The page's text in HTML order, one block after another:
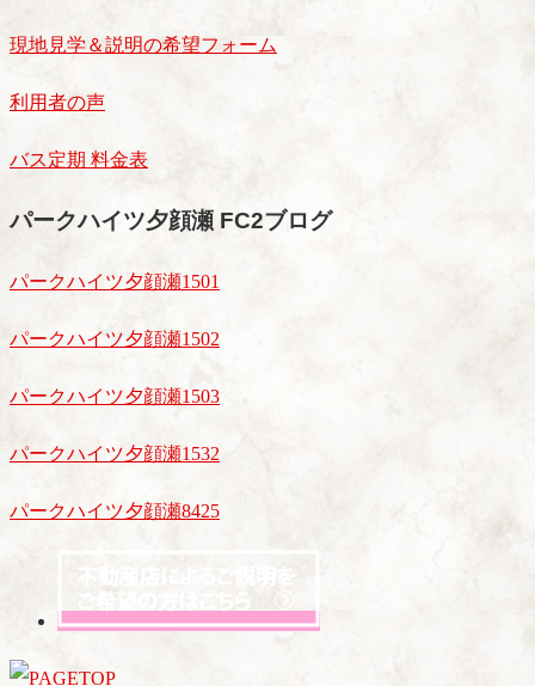
現地見学＆説明の希望フォーム
利用者の声
バス定期 料金表
パークハイツ夕顔瀬 FC2ブログ
パークハイツ夕顔瀬1501
パークハイツ夕顔瀬1502
パークハイツ夕顔瀬1503
パークハイツ夕顔瀬1532
パークハイツ夕顔瀬8425